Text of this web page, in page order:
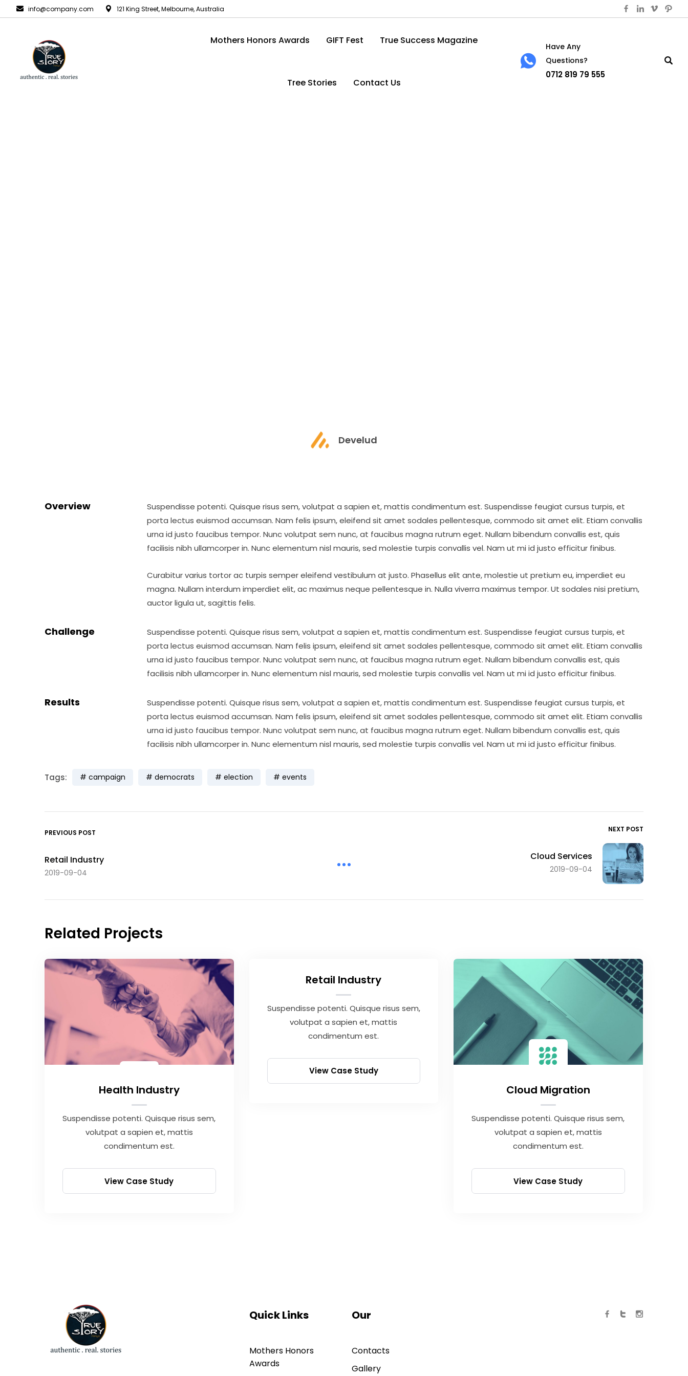
info@company.com 121 King Street, Melbourne, Australia
Mothers Honors Awards GIFT Fest True Success Magazine
Tree Stories Contact Us
Have Any
Questions?
0712 819 79 555
Develud
Overview
Suspendisse potenti. Quisque risus sem, volutpat a sapien et, mattis condimentum est. Suspendisse feugiat cursus turpis, et
porta lectus euismod accumsan. Nam felis ipsum, eleifend sit amet sodales pellentesque, commodo sit amet elit. Etiam convallis
urna id justo faucibus tempor. Nunc volutpat sem nunc, at faucibus magna rutrum eget. Nullam bibendum convallis est, quis
facilisis nibh ullamcorper in. Nunc elementum nisl mauris, sed molestie turpis convallis vel. Nam ut mi id justo efficitur finibus.
Curabitur varius tortor ac turpis semper eleifend vestibulum at justo. Phasellus elit ante, molestie ut pretium eu, imperdiet eu
magna. Nullam interdum imperdiet elit, ac maximus neque pellentesque in. Nulla viverra maximus tempor. Ut sodales nisi pretium,
auctor ligula ut, sagittis felis.
Challenge
Suspendisse potenti. Quisque risus sem, volutpat a sapien et, mattis condimentum est. Suspendisse feugiat cursus turpis, et
porta lectus euismod accumsan. Nam felis ipsum, eleifend sit amet sodales pellentesque, commodo sit amet elit. Etiam convallis
urna id justo faucibus tempor. Nunc volutpat sem nunc, at faucibus magna rutrum eget. Nullam bibendum convallis est, quis
facilisis nibh ullamcorper in. Nunc elementum nisl mauris, sed molestie turpis convallis vel. Nam ut mi id justo efficitur finibus.
Results
Suspendisse potenti. Quisque risus sem, volutpat a sapien et, mattis condimentum est. Suspendisse feugiat cursus turpis, et
porta lectus euismod accumsan. Nam felis ipsum, eleifend sit amet sodales pellentesque, commodo sit amet elit. Etiam convallis
urna id justo faucibus tempor. Nunc volutpat sem nunc, at faucibus magna rutrum eget. Nullam bibendum convallis est, quis
facilisis nibh ullamcorper in. Nunc elementum nisl mauris, sed molestie turpis convallis vel. Nam ut mi id justo efficitur finibus.
Tags: campaign democrats election events
PREVIOUS POST
Retail Industry
2019-09-04
NEXT POST
Cloud Services
2019-09-04
Related Projects
Health Industry
Suspendisse potenti. Quisque risus sem,
volutpat a sapien et, mattis
condimentum est.
View Case Study
Retail Industry
Suspendisse potenti. Quisque risus sem,
volutpat a sapien et, mattis
condimentum est.
View Case Study
Cloud Migration
Suspendisse potenti. Quisque risus sem,
volutpat a sapien et, mattis
condimentum est.
View Case Study
Quick Links
Mothers Honors
Awards
Our
Contacts
Gallery